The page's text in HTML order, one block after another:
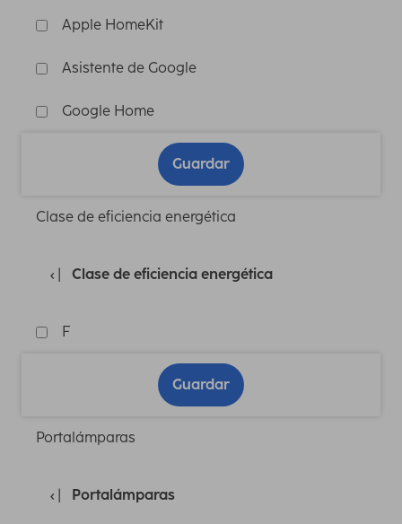
Apple HomeKit
Asistente de Google
Google Home
Guardar
Clase de eficiencia energética
Clase de eficiencia energética
F
Guardar
Portalámparas
Portalámparas